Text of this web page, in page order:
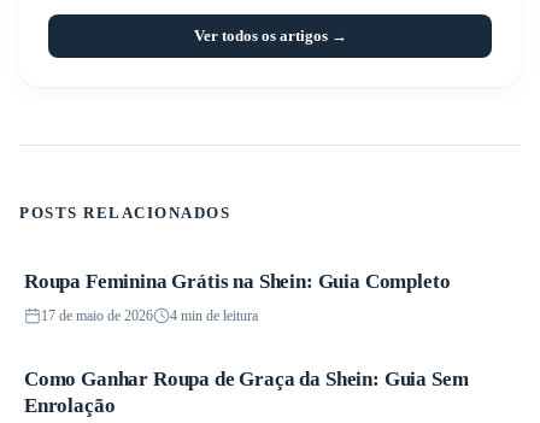
Ver todos os artigos →
POSTS RELACIONADOS
Promoções
Roupa Feminina Grátis na Shein: Guia Completo
17 de maio de 2026 4 min de leitura
Promoções
Como Ganhar Roupa de Graça da Shein: Guia Sem
Enrolação